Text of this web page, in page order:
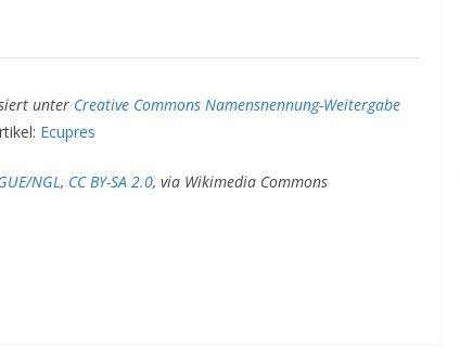
unter Creative Commons Namensnennung-Weitergabe
Ecupres
NGL, CC BY-SA 2.0, via Wikimedia Commons